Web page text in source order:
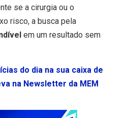
se a cirurgia ou o
risco, a busca pela
em um resultado sem
do dia na sua caixa de
na Newsletter da MEM